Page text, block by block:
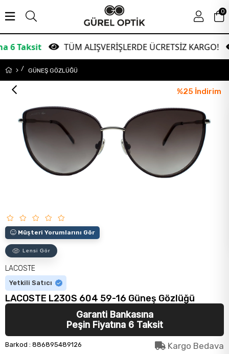
TÜM ALIŞVERİŞLERDE ÜCRETSİZ KARGO!
0
GÜNEŞ GÖZLÜĞÜ
%25 İndirim
Müşteri Yorumlarını Gör
Lensi Gör
LACOSTE
Yetkili Satıcı
LACOSTE L230S 604 59-16 Güneş Gözlüğü
Garanti Bankasına
Peşin Fiyatına 6 Taksit
Barkod : 886895489126 Kargo Bedava